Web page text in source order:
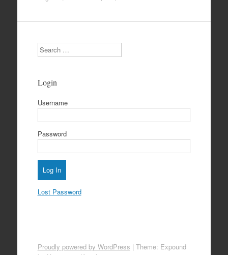
Search
Login
Username
Password
Lost Password
Proudly powered by WordPress | Theme: Expound